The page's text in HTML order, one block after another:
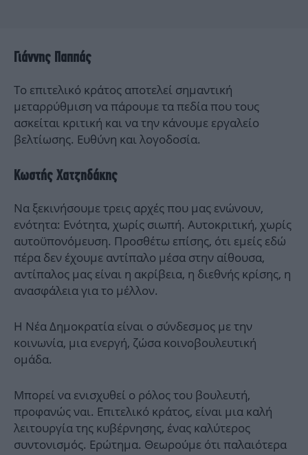
Γιάννης Παππάς
Το επιτελικό κράτος αποτελεί σημαντική
μεταρρύθμιση να πάρουμε τα πεδία που τους
ασκείται κριτική και να την κάνουμε εργαλείο
βελτίωσης. Ευθύνη και λογοδοσία.
Κωστής Χατζηδάκης
Να ξεκινήσουμε τρεις αρχές που μας ενώνουν,
ενότητα: Ενότητα, χωρίς σιωπή. Αυτοκριτική, χωρίς
αυτοϋπονόμευση. Προσθέτω επίσης, ότι εμείς εδώ
πέρα δεν έχουμε αντίπαλο μέσα στην αίθουσα,
αντίπαλος μας είναι η ακρίβεια, η διεθνής κρίσης, η
ανασφάλεια για το μέλλον.
Η Νέα Δημοκρατία είναι ο σύνδεσμος με την
κοινωνία, μια ενεργή, ζώσα κοινοβουλευτική
ομάδα.
Μπορεί να ενισχυθεί ο ρόλος του βουλευτή,
προφανώς ναι. Επιτελικό κράτος, είναι μια καλή
λειτουργία της κυβέρνησης, ένας καλύτερος
συντονισμός. Ερώτημα. Θεωρούμε ότι παλαιότερα